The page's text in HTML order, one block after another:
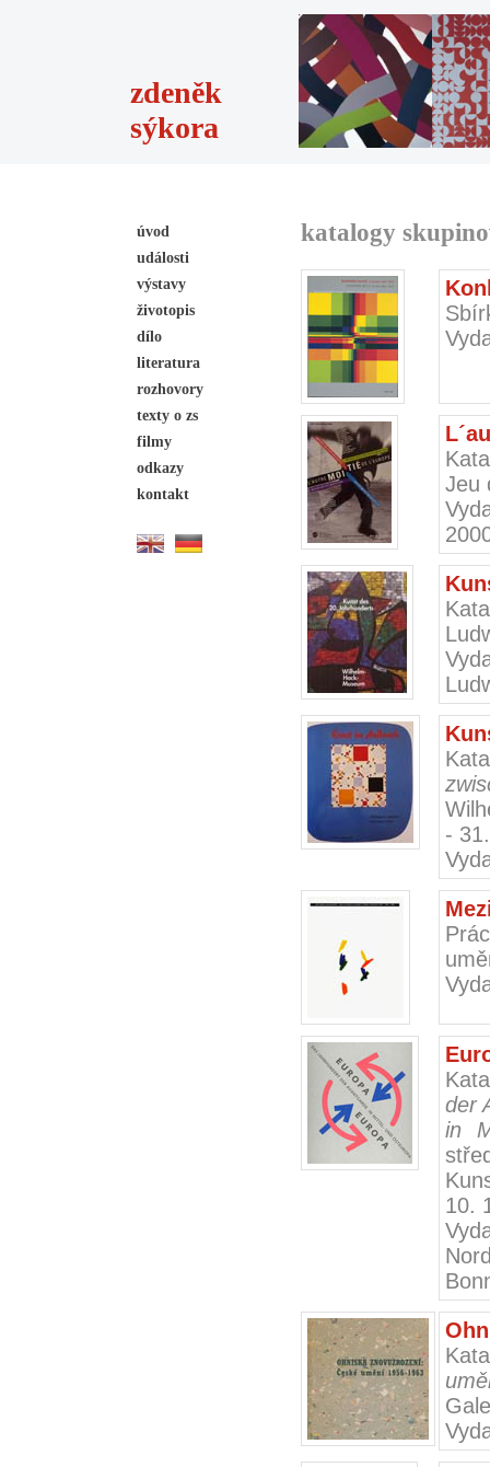
zdeněk
sýkora
úvod
události
výstavy
životopis
dílo
literatura
rozhovory
texty o zs
filmy
odkazy
kontakt
katalogy
Jeu
-
der
in
10.